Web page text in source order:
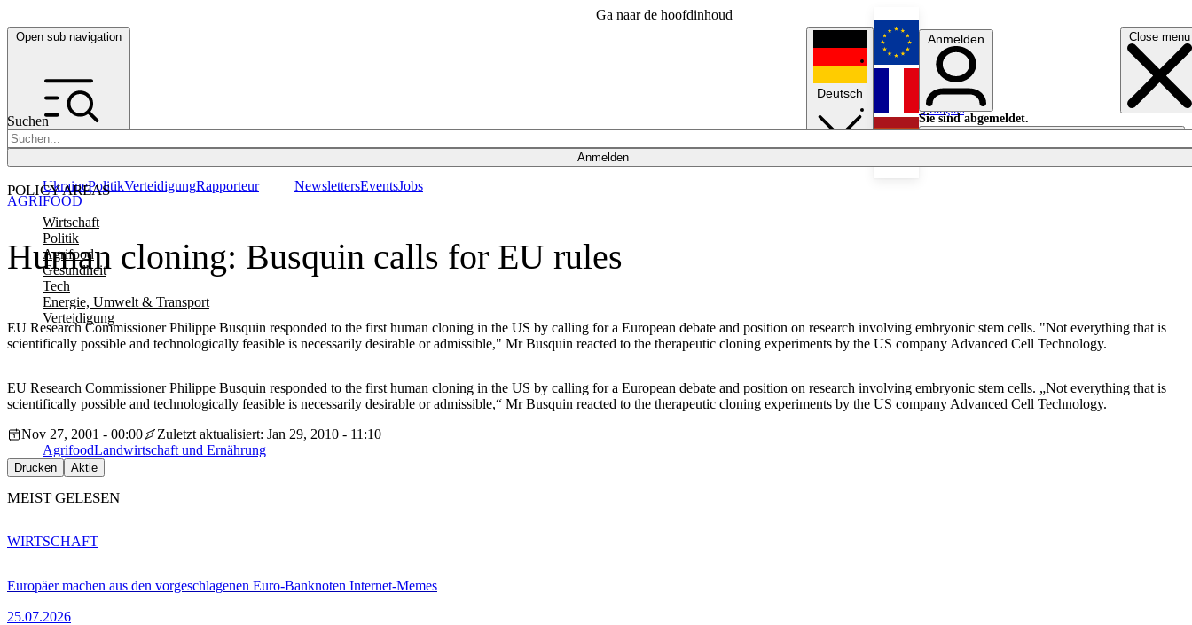
Ga naar de hoofdinhoud
Open sub navigation Close menu
Suchen
Anmelden
POLICY AREAS
Wirtschaft
Politik
Agrifood
Gesundheit
Tech
Energie, Umwelt & Transport
Verteidigung
UkrainePolitikVerteidigungRapporteur NewslettersEventsJobs
Deutsch
English
Français
Anmelden
Sie sind abgemeldet.
Anmelden
Licht aus
Human cloning: Busquin calls for EU rules
EU Research Commissioner Philippe Busquin responded to the first human cloning in the US by calling for a European debate and position on research involving embryonic stem cells. "Not everything that is
scientifically possible and technologically feasible is necessarily desirable or admissible," Mr Busquin reacted to the therapeutic cloning experiments by the US company Advanced Cell Technology.
AGRIFOOD
EU Research Commissioner Philippe Busquin responded to the first human cloning in the US by calling for a European debate and position on research involving embryonic stem cells. „Not everything that is
scientifically possible and technologically feasible is necessarily desirable or admissible,“ Mr Busquin reacted to the therapeutic cloning experiments by the US company Advanced Cell Technology.
Nov 27, 2001 - 00:00
Zuletzt aktualisiert: Jan 29, 2010 - 11:10
AgrifoodLandwirtschaft und Ernährung
Drucken Aktie
MEIST GELESEN
Europäer machen aus den vorgeschlagenen Euro-Banknoten Internet-Memes
25.07.2026
WIRTSCHAFT